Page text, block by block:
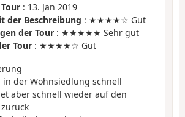
: 13. Jan 2019
der Beschreibung : ★★★★☆ Gut
der Tour : ★★★★★ Sehr gut
Tour : ★★★★☆ Gut
in der Wohnsiedlung schnell
aber schnell wieder auf den